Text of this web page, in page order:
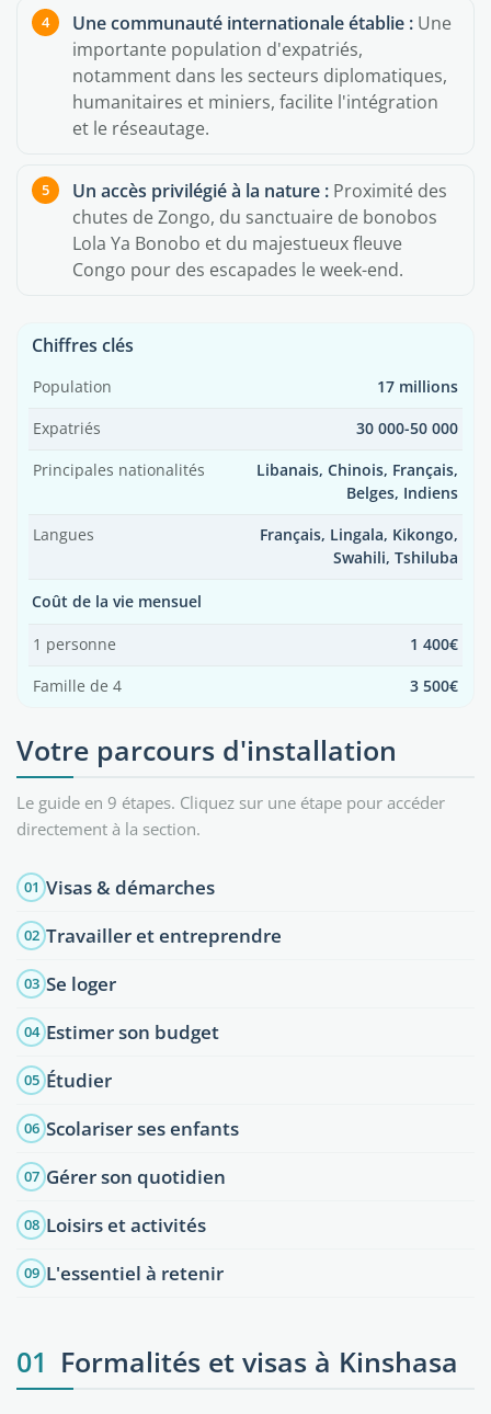
Une communauté internationale établie : Une
importante population d'expatriés,
notamment dans les secteurs diplomatiques,
humanitaires et miniers, facilite l'intégration
et le réseautage.
Un accès privilégié à la nature : Proximité des
chutes de Zongo, du sanctuaire de bonobos
Lola Ya Bonobo et du majestueux fleuve
Congo pour des escapades le week-end.
Chiffres clés
Population 17 millions
Expatriés 30 000-50 000
Principales nationalités
Libanais, Chinois, Français,
Belges, Indiens
Langues
Français, Lingala, Kikongo,
Swahili, Tshiluba
Coût de la vie mensuel
1 personne 1 400€
Famille de 4 3 500€
Votre parcours d'installation
Le guide en 9 étapes. Cliquez sur une étape pour accéder
directement à la section.
01 Visas & démarches
02 Travailler et entreprendre
03 Se loger
04 Estimer son budget
05 Étudier
06 Scolariser ses enfants
07 Gérer son quotidien
08 Loisirs et activités
09 L'essentiel à retenir
01 Formalités et visas à Kinshasa